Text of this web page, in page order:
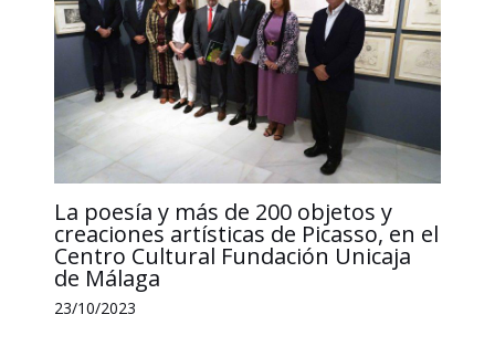
La poesía y más de 200 objetos y
creaciones artísticas de Picasso, en el
Centro Cultural Fundación Unicaja
de Málaga
23/10/2023